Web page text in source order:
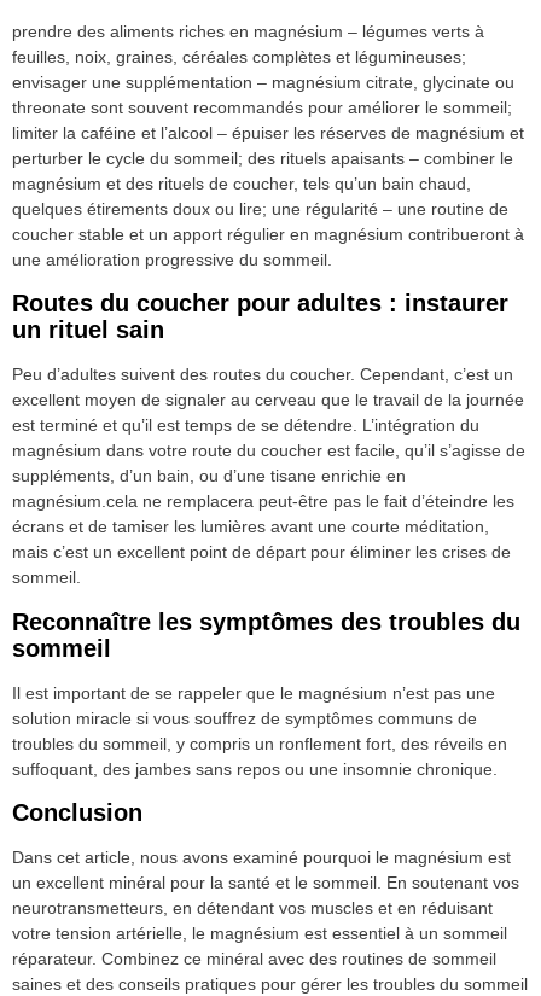
prendre des aliments riches en magnésium – légumes verts à
feuilles, noix, graines, céréales complètes et légumineuses;
envisager une supplémentation – magnésium citrate, glycinate ou
threonate sont souvent recommandés pour améliorer le sommeil;
limiter la caféine et l’alcool – épuiser les réserves de magnésium et
perturber le cycle du sommeil; des rituels apaisants – combiner le
magnésium et des rituels de coucher, tels qu’un bain chaud,
quelques étirements doux ou lire; une régularité – une routine de
coucher stable et un apport régulier en magnésium contribueront à
une amélioration progressive du sommeil.
Routes du coucher pour adultes : instaurer
un rituel sain
Peu d’adultes suivent des routes du coucher. Cependant, c’est un
excellent moyen de signaler au cerveau que le travail de la journée
est terminé et qu’il est temps de se détendre. L’intégration du
magnésium dans votre route du coucher est facile, qu’il s’agisse de
suppléments, d’un bain, ou d’une tisane enrichie en
magnésium.cela ne remplacera peut-être pas le fait d’éteindre les
écrans et de tamiser les lumières avant une courte méditation,
mais c’est un excellent point de départ pour éliminer les crises de
sommeil.
Reconnaître les symptômes des troubles du
sommeil
Il est important de se rappeler que le magnésium n’est pas une
solution miracle si vous souffrez de symptômes communs de
troubles du sommeil, y compris un ronflement fort, des réveils en
suffoquant, des jambes sans repos ou une insomnie chronique.
Conclusion
Dans cet article, nous avons examiné pourquoi le magnésium est
un excellent minéral pour la santé et le sommeil. En soutenant vos
neurotransmetteurs, en détendant vos muscles et en réduisant
votre tension artérielle, le magnésium est essentiel à un sommeil
réparateur. Combinez ce minéral avec des routines de sommeil
saines et des conseils pratiques pour gérer les troubles du sommeil